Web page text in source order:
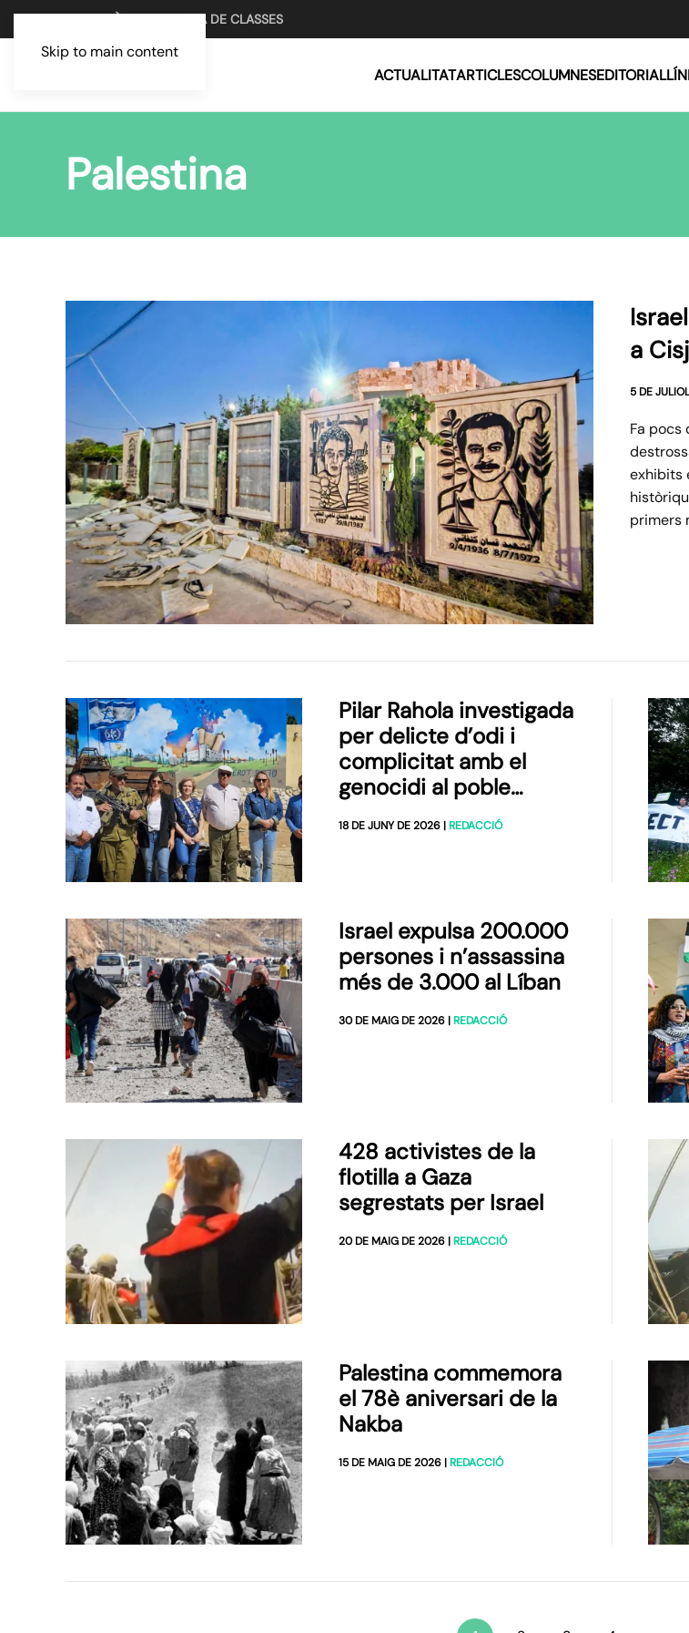
Skip to main content
UN MITJÀ PER LA LLUITA DE CLASSES
ACTUALITATARTICLESCOLUMNESEDITORIAL
Palestina
a
5 DE
Fa pocs
exhibits
primers
Pilar Rahola investigada
per delicte d’odi i
complicitat amb el
genocidi al poble
18 DE JUNY DE 2026 |REDACCIÓ
Israel expulsa 200.000
persones i n’assassina
més de 3.000 al Líban
30 DE MAIG DE 2026 |REDACCIÓ
428 activistes de la
flotilla a Gaza
segrestats per Israel
20 DE MAIG DE 2026 |REDACCIÓ
Palestina commemora
el 78è aniversari de la
Nakba
15 DE MAIG DE 2026|REDACCIÓ